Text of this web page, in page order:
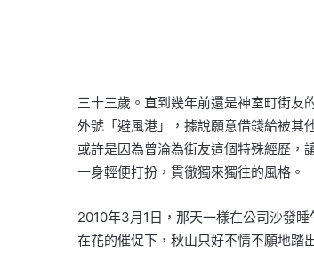
三十三歲。直到幾年前還是神室町街友
外號「避風港」，據說願意借錢給被其
或許是因為曾淪為街友這個特殊經歷，
一身輕便打扮，貫徹獨來獨往的風格。
2010年3月1日，那天一樣在公司沙發
在花的催促下，秋山只好不情不願地